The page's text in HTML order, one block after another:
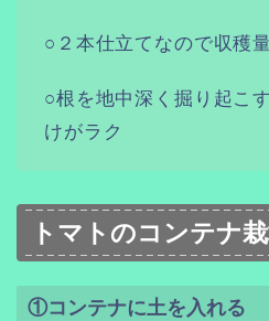
○２本仕立てなので収穫
○根を地中深く掘り起こ
けがラク
トマトのコンテナ
①コンテナに土を入れる